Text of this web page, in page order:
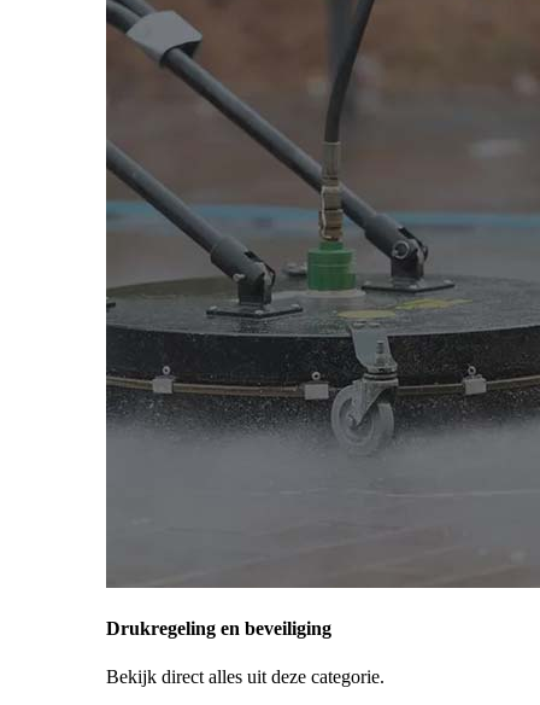
Drukregeling en beveiliging
Bekijk direct alles uit deze categorie.